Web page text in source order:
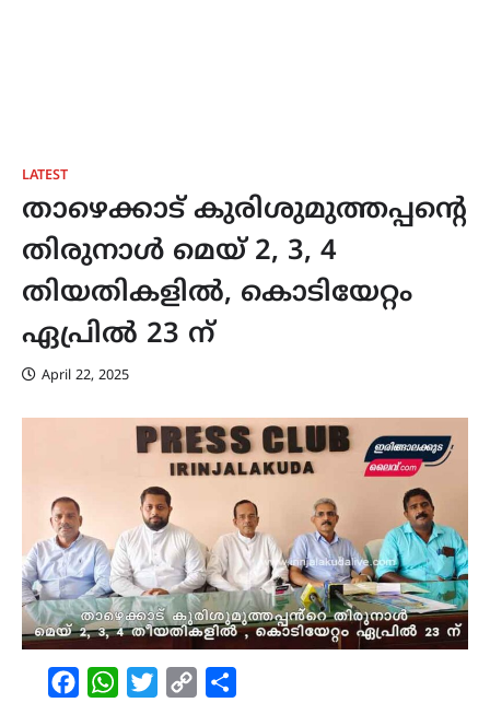
LATEST
താഴെക്കാട് കുരിശുമുത്തപ്പൻ്റെ
തിരുനാൾ മെയ് 2, 3, 4
തിയതികളിൽ, കൊടിയേറ്റം
ഏപ്രിൽ 23 ന്
April 22, 2025
FacebookWhatsAppTwitterCopy